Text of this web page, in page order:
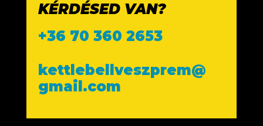
KÉRDÉSED VAN?
+36 70 360 2653
kettlebellveszprem@
gmail.com